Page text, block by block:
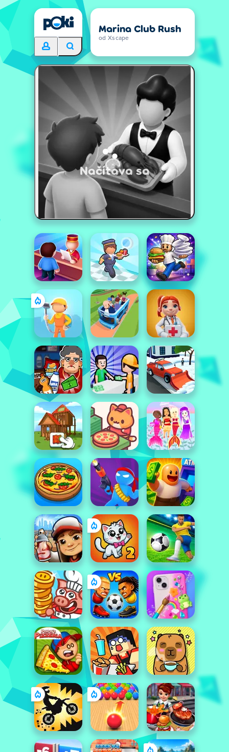
Marina Club Rush
od Xscape
Načítava sa